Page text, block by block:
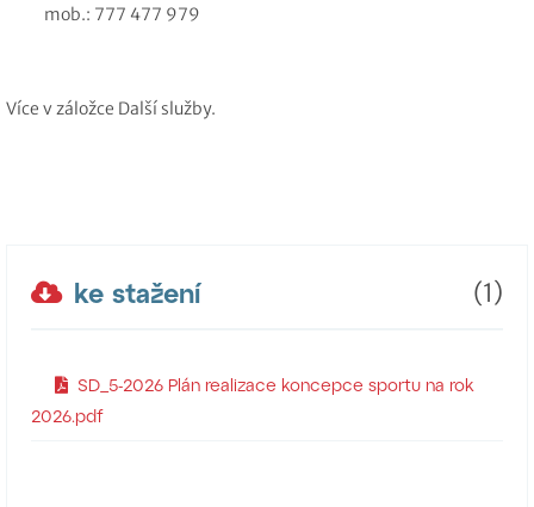
mob.: 777 477 979
Více v záložce Další služby.
ke stažení (1)
SD_5-2026 Plán realizace koncepce sportu na rok
2026.pdf